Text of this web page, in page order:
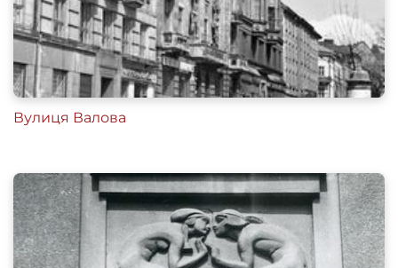
Вулиця Валова